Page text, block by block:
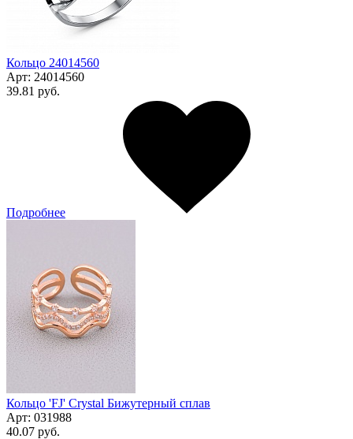
Кольцо 24014560
Арт: 24014560
39.81 руб.
Подробнее
Кольцо 'FJ' Сrystal Бижутерный сплав
Арт: 031988
40.07 руб.